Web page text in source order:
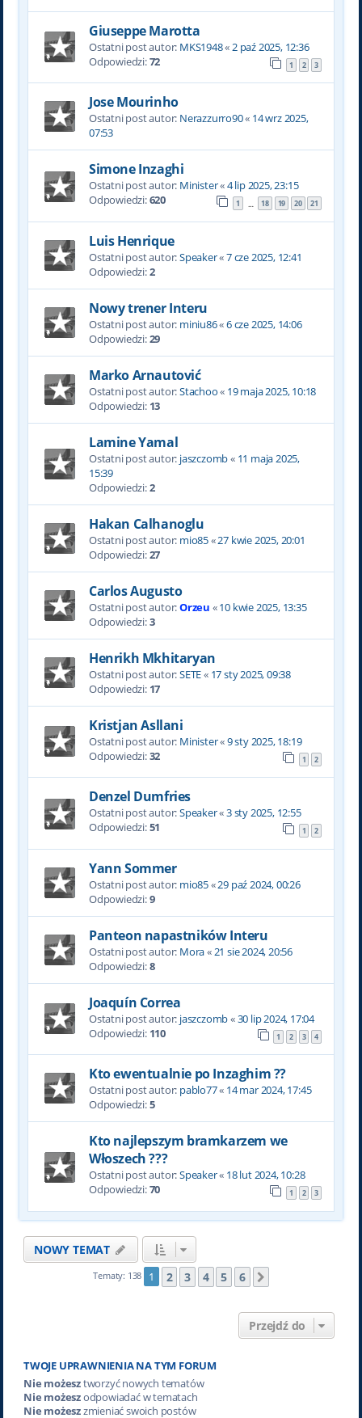
Giuseppe Marotta
Ostatni post autor: MKS1948«2 paź 2025, 12:36
Odpowiedzi:72 1 2 3
Jose Mourinho
Ostatni post autor: Nerazzurro90« 14 wrz 2025,
07:53
Simone Inzaghi
Ostatni post autor: Minister«4 lip 2025, 23:15
Odpowiedzi:620 1 … 18 19 20 21
Luis Henrique
Ostatni post autor:Speaker«7 cze 2025, 12:41
Odpowiedzi:2
Nowy trener Interu
Ostatni post autor: miniu86«6 cze 2025, 14:06
Odpowiedzi:29
Marko Arnautović
Ostatni post autor:Stachoo« 19 maja 2025, 10:18
Odpowiedzi: 13
Lamine Yamal
Ostatni post autor: jaszczomb« 11 maja 2025,
15:39
Odpowiedzi:2
Hakan Calhanoglu
Ostatni post autor: mio85«27 kwie 2025, 20:01
Odpowiedzi:27
Carlos Augusto
Ostatni post autor:Orzeu «10 kwie 2025, 13:35
Odpowiedzi:3
Henrikh Mkhitaryan
Ostatni post autor:SETE« 17 sty 2025, 09:38
Odpowiedzi: 17
Kristjan Asllani
Ostatni post autor: Minister«9 sty 2025, 18:19
Odpowiedzi:32 1 2
Denzel Dumfries
Ostatni post autor:Speaker«3 sty 2025, 12:55
Odpowiedzi:51 1 2
Yann Sommer
Ostatni post autor: mio85«29 paź 2024, 00:26
Odpowiedzi:9
Panteon napastników Interu
Ostatni post autor: Mora«21 sie 2024, 20:56
Odpowiedzi:8
Joaquín Correa
Ostatni post autor: jaszczomb«30 lip 2024, 17:04
Odpowiedzi: 110 1 2 3 4
Kto ewentualnie po Inzaghim ??
Ostatni post autor: pablo77« 14 mar 2024, 17:45
Odpowiedzi:5
Kto najlepszym bramkarzem we
Włoszech ???
Ostatni post autor:Speaker« 18 lut 2024, 10:28
Odpowiedzi:70 1 2 3
NOWY TEMAT
Tematy: 138 1 2 3 4 5 6
Przejdź do
TWOJE UPRAWNIENIA NA TYM FORUM
Nie możesztworzyć nowych tematów
Nie możeszodpowiadać w tematach
Nie możeszzmieniać swoich postów